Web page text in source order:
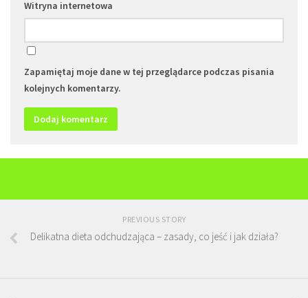
Witryna internetowa
Zapamiętaj moje dane w tej przeglądarce podczas pisania
kolejnych komentarzy.
PREVIOUS STORY
Delikatna dieta odchudzająca – zasady, co jeść i jak działa?